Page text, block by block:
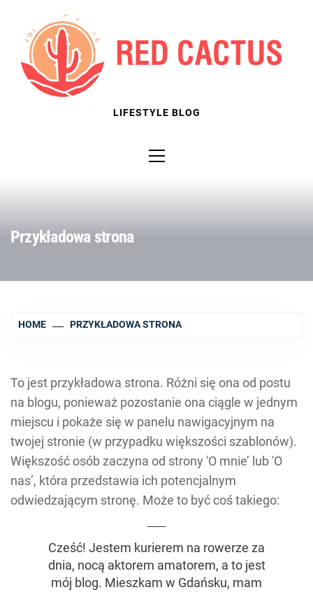
content
LIFESTYLE BLOG
Menu
Przykładowa strona
HOME PRZYKŁADOWA STRONA
To jest przykładowa strona. Różni się ona od postu
na blogu, ponieważ pozostanie ona ciągle w jednym
miejscu i pokaże się w panelu nawigacyjnym na
twojej stronie (w przypadku większości szablonów).
Większość osób zaczyna od strony 'O mnie’ lub 'O
nas’, która przedstawia ich potencjalnym
odwiedzającym stronę. Może to być coś takiego:
Cześć! Jestem kurierem na rowerze za
dnia, nocą aktorem amatorem, a to jest
mój blog. Mieszkam w Gdańsku, mam